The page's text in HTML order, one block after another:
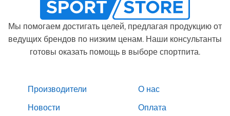
Мы помогаем достигать целей, предлагая продукцию от
ведущих брендов по низким ценам. Наши консультанты
готовы оказать помощь в выборе спортпита.
Производители
Новости
О нас
Оплата